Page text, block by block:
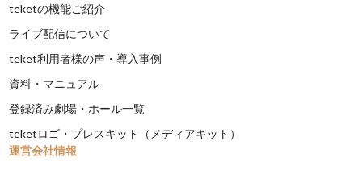
teketの機能ご紹介
ライブ配信について
teket利用者様の声・導入事例
資料・マニュアル
登録済み劇場・ホール一覧
teketロゴ・プレスキット（メディアキット）
運営会社情報